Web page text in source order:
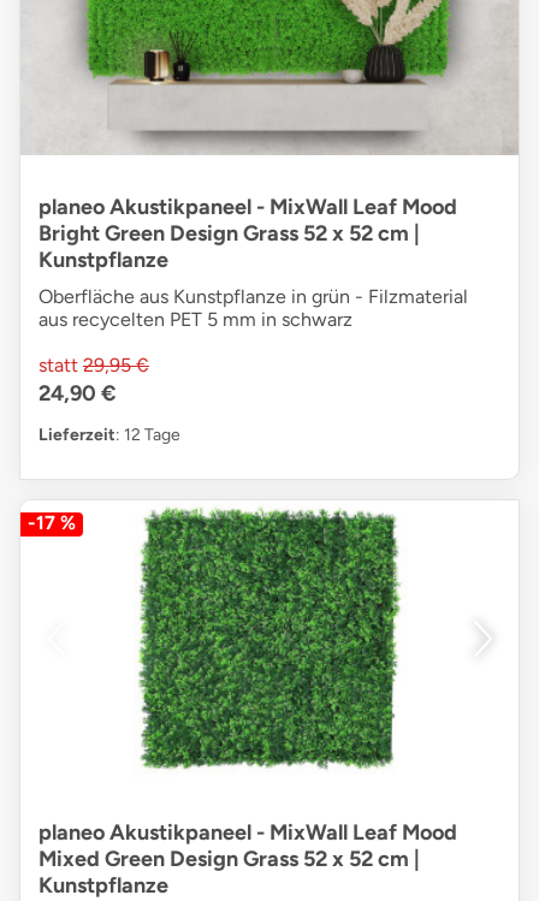
planeo Akustikpaneel - MixWall Leaf Mood
Bright Green Design Grass 52 x 52 cm |
Kunstpflanze
Oberfläche aus Kunstpflanze in grün - Filzmaterial
aus recycelten PET 5 mm in schwarz
statt 29,95 €
24,90 €
Lieferzeit: 12 Tage
-17 %
planeo Akustikpaneel - MixWall Leaf Mood
Mixed Green Design Grass 52 x 52 cm |
Kunstpflanze